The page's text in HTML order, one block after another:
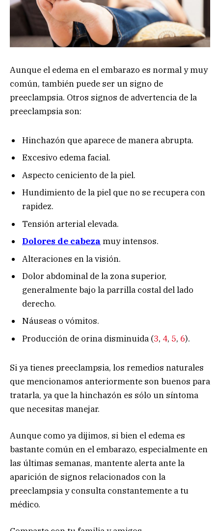
Aunque el edema en el embarazo es normal y muy
común, también puede ser un signo de
preeclampsia. Otros signos de advertencia de la
preeclampsia son:
Hinchazón que aparece de manera abrupta.
Excesivo edema facial.
Aspecto ceniciento de la piel.
Hundimiento de la piel que no se recupera con
rapidez.
Tensión arterial elevada.
Dolores de cabeza muy intensos.
Alteraciones en la visión.
Dolor abdominal de la zona superior,
generalmente bajo la parrilla costal del lado
derecho.
Náuseas o vómitos.
Producción de orina disminuida (3, 4, 5, 6).
Si ya tienes preeclampsia, los remedios naturales
que mencionamos anteriormente son buenos para
tratarla, ya que la hinchazón es sólo un síntoma
que necesitas manejar.
Aunque como ya dijimos, si bien el edema es
bastante común en el embarazo, especialmente en
las últimas semanas, mantente alerta ante la
aparición de signos relacionados con la
preeclampsia y consulta constantemente a tu
médico.